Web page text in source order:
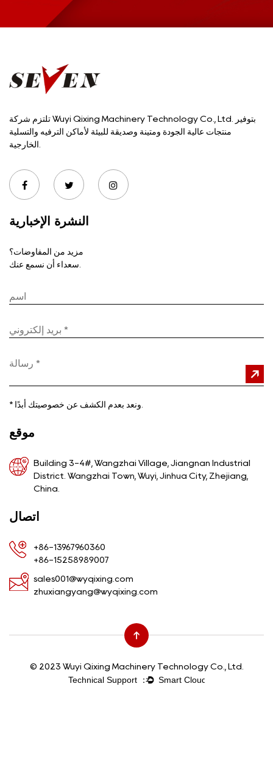
تلتزم شركة Wuyi Qixing Machinery Technology Co., Ltd. بتوفير
منتجات عالية الجودة ومتينة وصديقة للبيئة لأماكن الترفيه والتسلية
النشرة الإخبارية
مزيد من المفاوضات؟
*
موقع
Building 3-4#, Wangzhai Village, Jiangnan Industrial
District. Wangzhai Town, Wuyi, Jinhua City, Zhejiang,
China.
اتصال
+86-13967960360
+86-15258989007
sales001@wyqixing.com
zhuxiangyang@wyqixing.com
© 2023 Wuyi Qixing Machinery Technology Co., Ltd.